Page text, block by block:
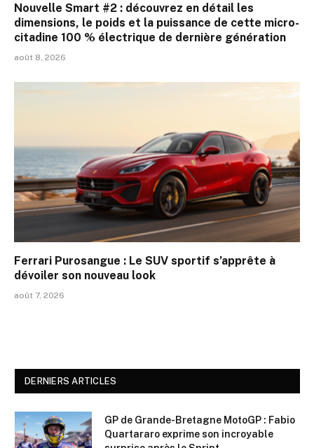
Nouvelle Smart #2 : découvrez en détail les
dimensions, le poids et la puissance de cette micro-
citadine 100 % électrique de dernière génération
août 8, 2026
Ferrari Purosangue : Le SUV sportif s’apprête à
dévoiler son nouveau look
août 7, 2026
DERNIERS ARTICLES
GP de Grande-Bretagne MotoGP : Fabio
Quartararo exprime son incroyable